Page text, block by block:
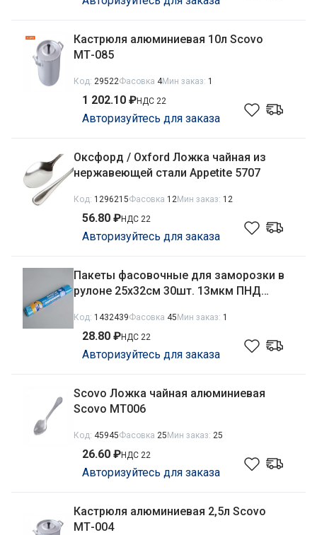
Кастрюля алюминиевая 10л Scovo
МТ-085
Код: 29522Фасовка 4Мин заказ: 1
1 202.10 ₽НДС 22
Авторизуйтесь для заказа
Оксфорд / Oxford Ложка чайная из
нержавеющей стали Appetite 5707
Код: 1296215Фасовка 12Мин заказ: 12
56.80 ₽НДС 22
Авторизуйтесь для заказа
Пакеты фасовочные для заморозки в
рулоне 25х32см 30шт. 13мкм ПНД
Код: 1432439Фасовка 45Мин заказ: 1
28.80 ₽НДС 22
Авторизуйтесь для заказа
Scovo Ложка чайная алюминиевая
Scovo МТ006
Код: 45945Фасовка 25Мин заказ: 25
26.60 ₽НДС 22
Авторизуйтесь для заказа
Кастрюля алюминиевая 2,5л Scovo
МТ-004